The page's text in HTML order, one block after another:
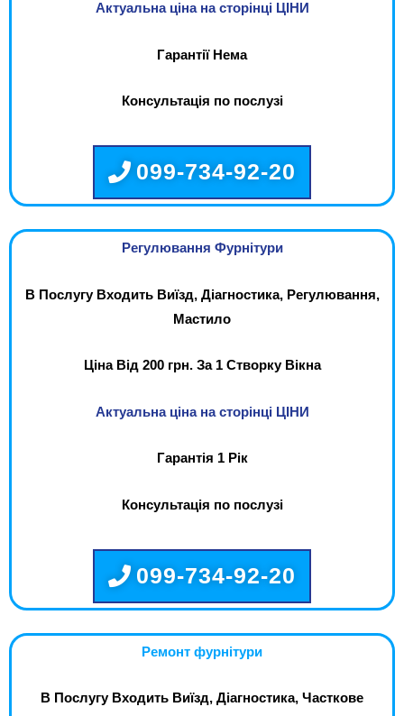
Актуальна ціна на сторінці ЦІНИ
Гарантії Нема
Консультація по послузі
099-734-92-20
Регулювання Фурнітури
В Послугу Входить Виїзд, Діагностика, Регулювання,
Мастило
Ціна Від 200 грн. За 1 Створку Вікна
Актуальна ціна на сторінці ЦІНИ
Гарантія 1 Рік
Консультація по послузі
099-734-92-20
Ремонт фурнітури
В Послугу Входить Виїзд, Діагностика, Часткове